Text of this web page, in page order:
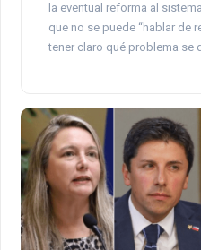
la eventual reforma al
que no se puede “hablar de
tener claro qué problema se